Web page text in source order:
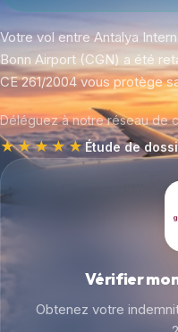
Votre vol entre Antalya
Bonn Airport (CGN) a été
CE 261/2004 vous protège
Déléguez à notre réseau de
★★★★★Étude de
Vérifier
Obtenez votre